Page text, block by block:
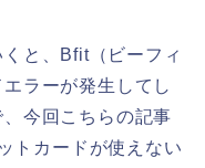
と、Bfit（ビーフィ
ラーが発生してし
今回こちらの記事
トカードが使えない